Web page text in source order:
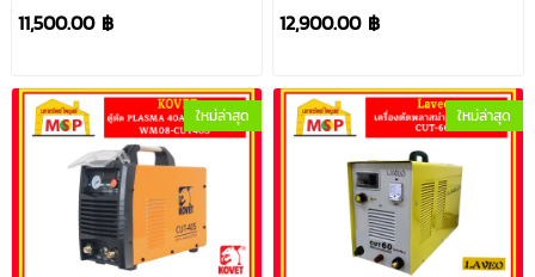
11,500.00 ฿ 12,900.00 ฿
ใหม่ล่าสุด ใหม่ล่าสุด